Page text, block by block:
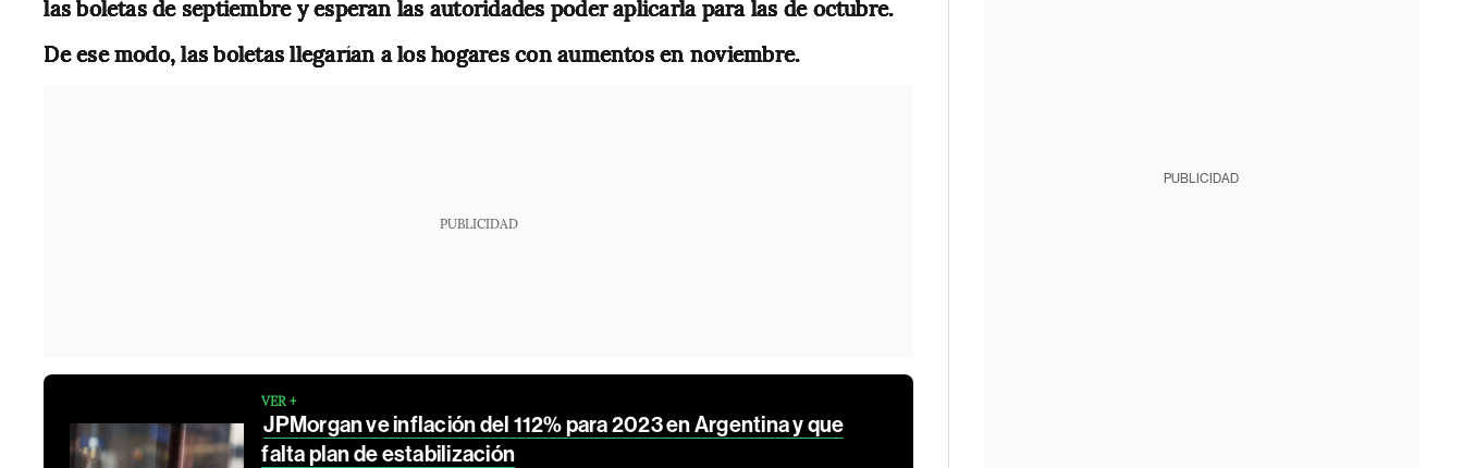
las boletas de septiembre y esperan las autoridades poder aplicarla para las de octubre.
De ese modo, las boletas llegarían a los hogares con aumentos en noviembre.
PUBLICIDAD
VER +
JPMorgan ve inflación del 112% para 2023 en Argentina y que
falta plan de estabilización
PUBLICIDAD